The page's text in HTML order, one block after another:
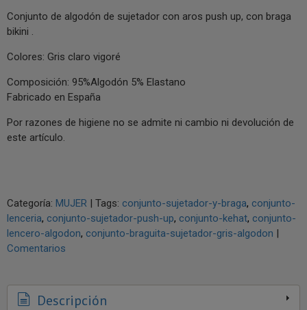
Conjunto de algodón de sujetador con aros push up, con braga
bikini .
Colores: Gris claro vigoré
Composición: 95%Algodón 5% Elastano
Fabricado en España
Por razones de higiene no se admite ni cambio ni devolución de
este artículo.
Categoría: MUJER | Tags: conjunto-sujetador-y-braga conjunto-
lenceria conjunto-sujetador-push-up conjunto-kehat conjunto-
lencero-algodon conjunto-braguita-sujetador-gris-algodon |
Comentarios
Descripción